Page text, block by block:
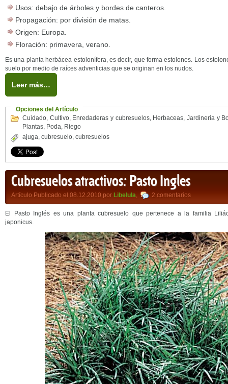
Usos: debajo de árboles y bordes de canteros.
Propagación: por división de matas.
Origen: Europa.
Floración: primavera, verano.
Es una planta herbácea estolonífera, es decir, que forma estolones. Los
suelo por medio de raíces adventicias que se originan en los nudos.
Leer más…
Opciones del Artículo
Cuidado, Cultivo, Enredaderas y cubresuelos, Herbaceas,Jardineria y
Plantas, Poda, Riego
ajuga, cubresuelo, cubresuelos
Cubresuelos atractivos: Pasto Ingles
Artículo Publicado el 08.12.2010 por Libelula, 2 comentarios
El Pasto Inglés es una planta cubresuelo que pertenece a la familia
japonicus.